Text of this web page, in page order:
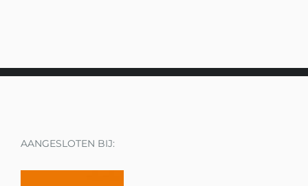
AANGESLOTEN BIJ: